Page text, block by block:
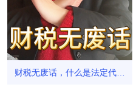
财税无废话，什么是法定代表